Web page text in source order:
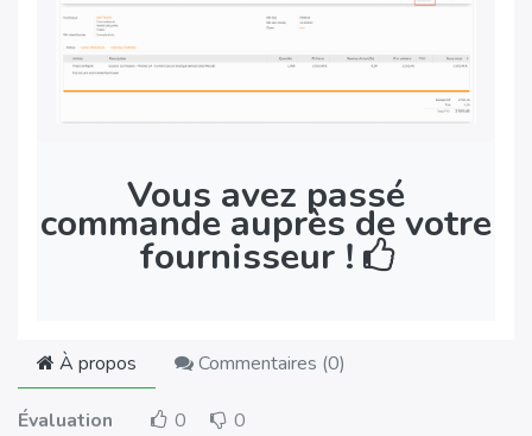
Vous avez passé
commande auprès de votre
fournisseur !
À propos Commentaires (0)
Évaluation 0 0